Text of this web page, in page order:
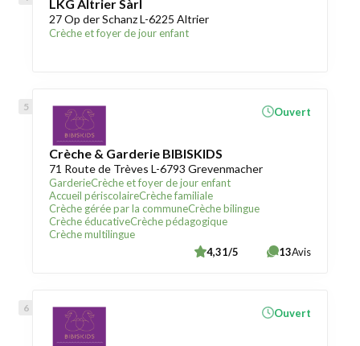
LKG Altrier Sàrl
27 Op der Schanz L-6225 Altrier
Crèche et foyer de jour enfant
Crèche & Garderie BIBISKIDS
71 Route de Trèves L-6793 Grevenmacher
GarderieCrèche et foyer de jour enfant
Accueil périscolaireCrèche familiale
Crèche gérée par la communeCrèche bilingue
Crèche éducativeCrèche pédagogique
Crèche multilingue
Ouvert
4,31/5 13Avis
Ouvert